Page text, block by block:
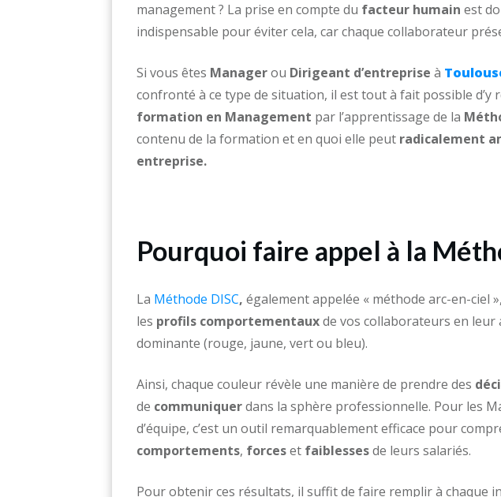
management ? La prise en compte du facteur humain est
indispensable pour éviter cela, car chaque collaborateur
Si vous êtes Managerou Dirigeant d’entreprise à
confronté à ce type de situation, il est tout à fait possible d’y
formation en Management par l’apprentissage de la
contenu de la formation et en quoi elle peut radicalement
entreprise.
Pourquoi faire appel à la
La Méthode DISC, également appelée « méthode arc-en-ciel
les profils comportementauxde vos collaborateurs en
dominante (rouge, jaune, vert ou bleu).
Ainsi, chaque couleur révèle une manière de prendre des
de communiquerdans la sphère professionnelle. Pour les
d’équipe, c’est un outil remarquablement efficace pour
comportements, forceset faiblessesde leurs salariés.
Pour obtenir ces résultats, il suffit de faire remplir à chaque